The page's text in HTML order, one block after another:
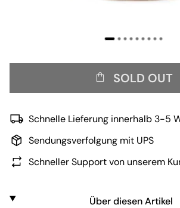
SOLD OUT
Schnelle Lieferung innerhalb 3-5
Sendungsverfolgung mit UPS
Schneller Support von unserem
Über diesen Artikel